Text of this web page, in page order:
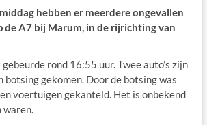
hebben er meerdere ongevallen
de A7 bij Marum, in de rijrichting van
rond 16:55 uur. Twee auto’s zijn
botsing gekomen. Door de botsing was
voertuigen gekanteld. Het is onbekend
waren.